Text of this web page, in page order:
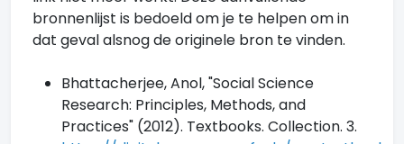
bronnenlijst is bedoeld om je te helpen om in
dat geval alsnog de originele bron te vinden.
Bhattacherjee, Anol, "Social Science
Research: Principles, Methods, and
Practices" (2012). Textbooks. Collection. 3.